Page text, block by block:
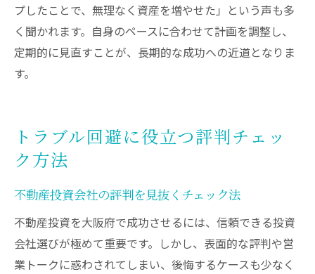
プしたことで、無理なく資産を増やせた」という声も多
く聞かれます。自身のペースに合わせて計画を調整し、
定期的に見直すことが、長期的な成功への近道となりま
す。
トラブル回避に役立つ評判チェッ
ク方法
不動産投資会社の評判を見抜くチェック法
不動産投資を大阪府で成功させるには、信頼できる投資
会社選びが極めて重要です。しかし、表面的な評判や営
業トークに惑わされてしまい、後悔するケースも少なく